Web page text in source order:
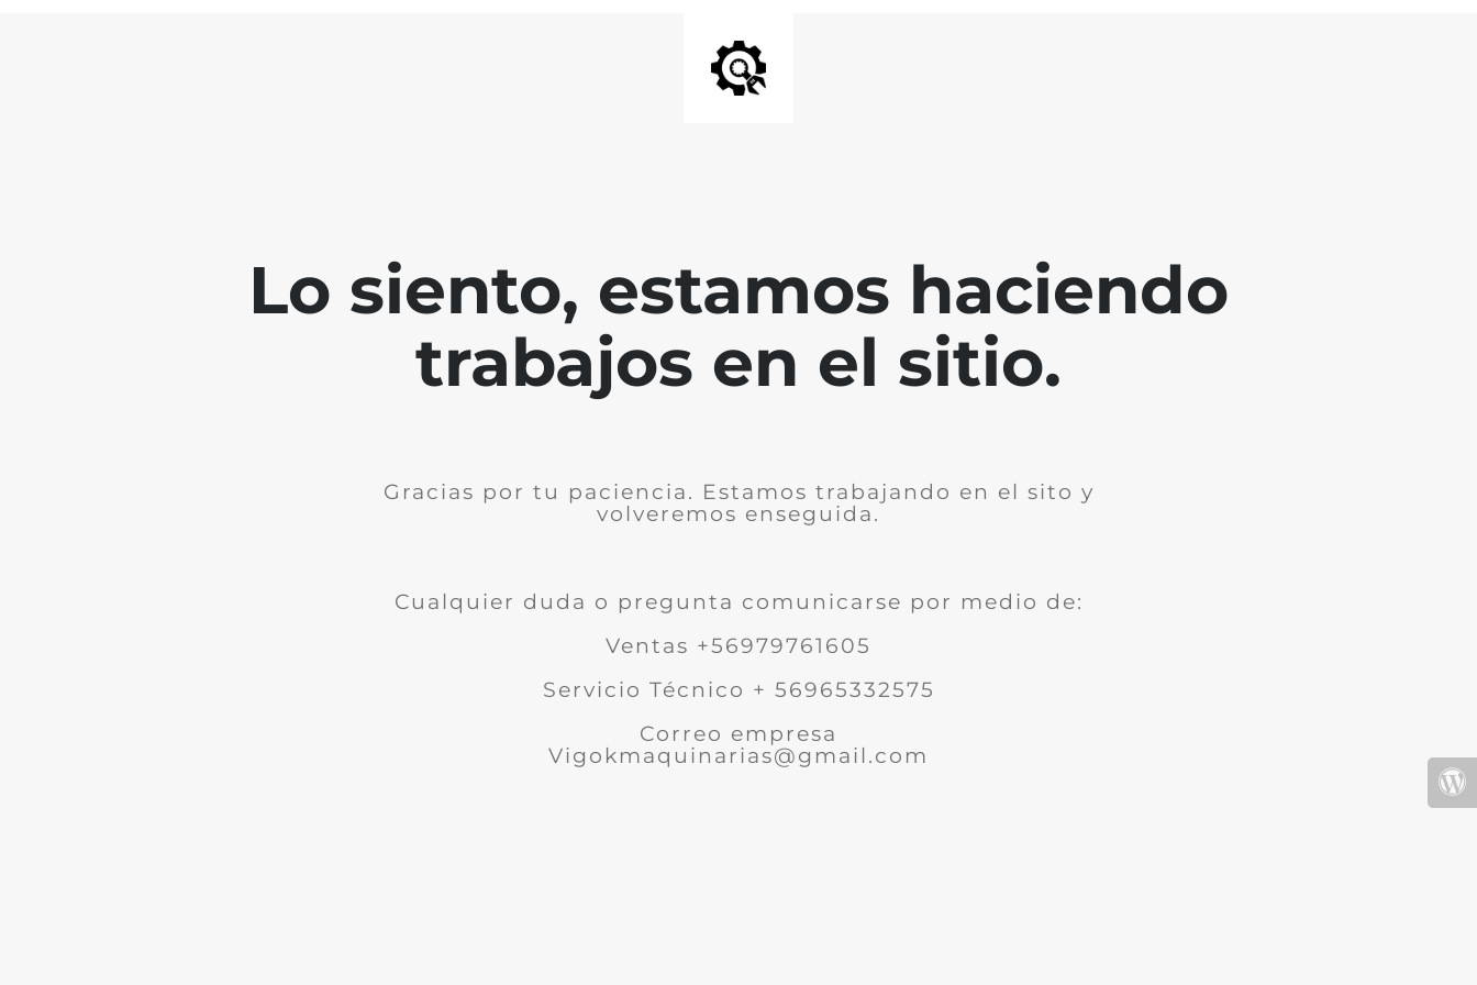
Lo siento, estamos haciendo
trabajos en el sitio.
Gracias por tu paciencia. Estamos trabajando en el sito y
volveremos enseguida.
Cualquier duda o pregunta comunicarse por medio de:
Ventas +56979761605
Servicio Técnico + 56965332575
Correo empresa
Vigokmaquinarias@gmail.com